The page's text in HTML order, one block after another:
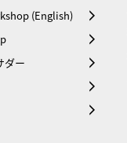
(English)
ダー